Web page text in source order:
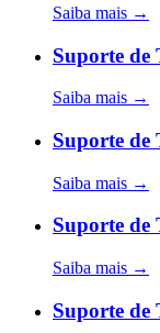
Saiba mais →
Suporte de
Saiba mais →
Suporte de
Saiba mais →
Suporte de
Saiba mais →
Suporte de